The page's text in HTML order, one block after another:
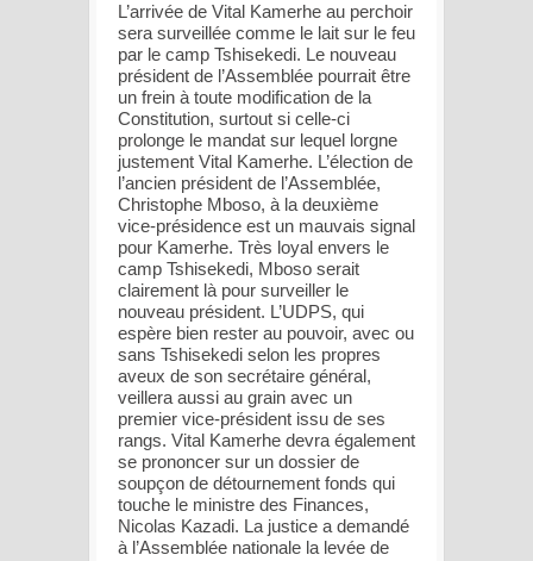
L’arrivée de Vital Kamerhe au perchoir
sera surveillée comme le lait sur le feu
par le camp Tshisekedi. Le nouveau
président de l’Assemblée pourrait être
un frein à toute modification de la
Constitution, surtout si celle-ci
prolonge le mandat sur lequel lorgne
justement Vital Kamerhe. L’élection de
l’ancien président de l’Assemblée,
Christophe Mboso, à la deuxième
vice-présidence est un mauvais signal
pour Kamerhe. Très loyal envers le
camp Tshisekedi, Mboso serait
clairement là pour surveiller le
nouveau président. L’UDPS, qui
espère bien rester au pouvoir, avec ou
sans Tshisekedi selon les propres
aveux de son secrétaire général,
veillera aussi au grain avec un
premier vice-président issu de ses
rangs. Vital Kamerhe devra également
se prononcer sur un dossier de
soupçon de détournement fonds qui
touche le ministre des Finances,
Nicolas Kazadi. La justice a demandé
à l’Assemblée nationale la levée de